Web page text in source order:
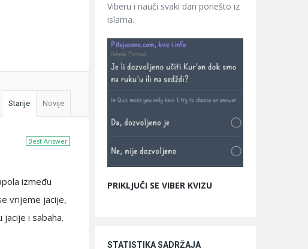
Starije Novije
Best Answer
između
vrijeme jacije,
i sabaha.
Viberu i nauči svaki dan ponešto iz
islama.
PRIKLJUČI SE VIBER KVIZU
STATISTIKA SADRŽAJA